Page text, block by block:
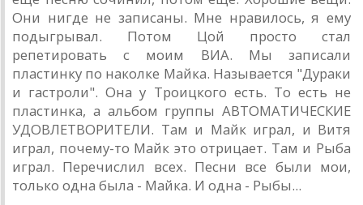
Они нигде не записаны. Мне нравилось, я ему
подыгрывал. Потом Цой просто стал
репетировать с моим ВИА. Мы записали
пластинку по наколке Майка. Называется "Дураки
и гастроли". Она у Троицкого есть. То есть не
пластинка, а альбом группы АВТОМАТИЧЕСКИЕ
УДОВЛЕТВОРИТЕЛИ. Там и Майк играл, и Витя
играл, почему-то Майк это отрицает. Там и Рыба
играл. Перечислил всех. Песни все были мои,
только одна была - Майка. И одна - Рыбы...